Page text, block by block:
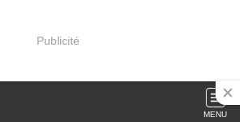
Publicité
MENU